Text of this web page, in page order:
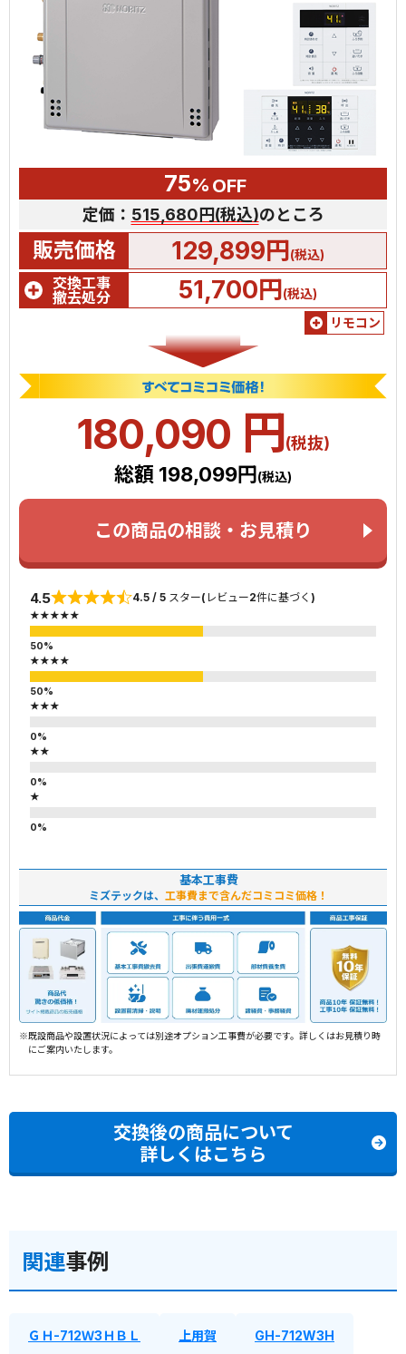
75% OFF
定価： 515,680円(税込)のところ
販売価格 129,899円(税込)
交換工事
撤去処分
51,700円(税込)
リモコン
180,090 円(税抜)
総額 198,099円 (税込)
この商品の相談・お見積り
4.5 4.5 / 5 スター(レビュー2件に基づく)
★★★★★
★★★★
★★★
★★
★
基本工事費
ミズテックは、 工事費まで含んだコミコミ価格！
※既設商品や設置状況によっては別途オプション工事費が必要です。詳しくはお見積り時
にご案内いたします。
交換後の商品について
詳しくはこちら
関連事例
ＧＨ-712Ｗ3ＨＢＬ 上用賀 GH-712W3H